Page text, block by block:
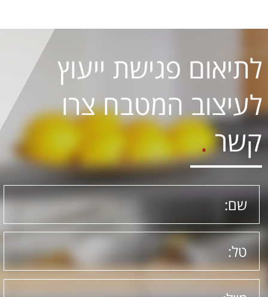
לתיאום פגישת ייעוץ
לעיצוב המטבח צרו
קשר.